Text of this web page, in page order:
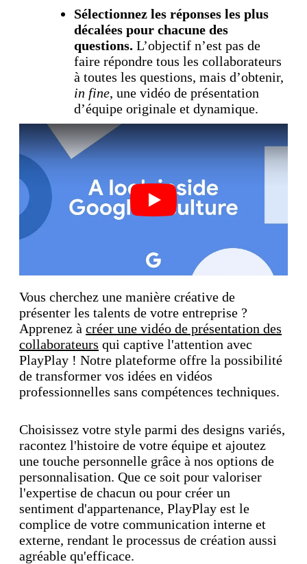
Sélectionnez les réponses les plus
décalées pour chacune des
questions. L’objectif n’est pas de
faire répondre tous les collaborateurs
à toutes les questions, mais d’obtenir,
in fine, une vidéo de présentation
d’équipe originale et dynamique.
Play
Vous cherchez une manière créative de
présenter les talents de votre entreprise ?
Apprenez à créer une vidéo de présentation des
collaborateurs qui captive l'attention avec
PlayPlay ! Notre plateforme offre la possibilité
de transformer vos idées en vidéos
professionnelles sans compétences techniques.
Choisissez votre style parmi des designs variés,
racontez l'histoire de votre équipe et ajoutez
une touche personnelle grâce à nos options de
personnalisation. Que ce soit pour valoriser
l'expertise de chacun ou pour créer un
sentiment d'appartenance, PlayPlay est le
complice de votre communication interne et
externe, rendant le processus de création aussi
agréable qu'efficace.